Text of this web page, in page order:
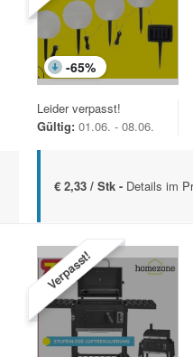
-65%
Leider verpasst!
Gültig: 01.06. - 08.06.
€ 2,33 / Stk - Details im
Verpasst!